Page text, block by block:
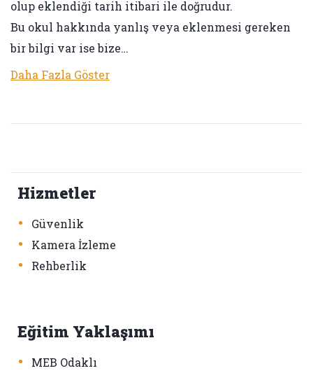
olup eklendiği tarih itibari ile doğrudur.
Bu okul hakkında yanlış veya eklenmesi gereken
bir bilgi var ise bize…
Daha Fazla Göster
Hizmetler
• Güvenlik
• Kamera İzleme
• Rehberlik
Eğitim Yaklaşımı
• MEB Odaklı